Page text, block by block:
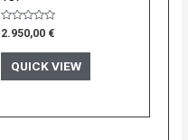
Bewertet
mit
0
von
2.950,00 €
QUICK VIEW